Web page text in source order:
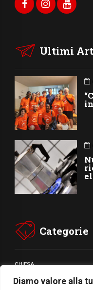
Diamo valore alla
Ultimi
Categorie
CHIESA
CARITÁ